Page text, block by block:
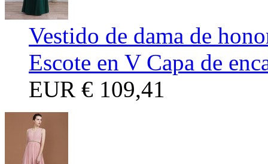
Vestido de dama de
Escote en V Capa de
EUR € 109,41